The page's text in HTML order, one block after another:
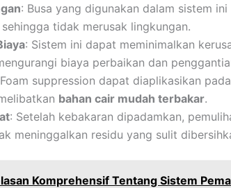
: Busa yang digunakan dalam sistem
sehingga tidak merusak lingkungan.
: Sistem ini dapat meminimalkan
biaya perbaikan dan
suppression dapat diaplikasikan
bahan cair mudah terbakar.
: Setelah kebakaran dipadamkan,
meninggalkan residu yang sulit
Komprehensif Tentang Sistem